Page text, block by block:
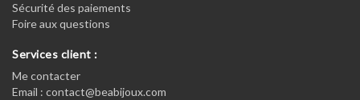
Sécurité des paiements
Foire aux questions
Services client :
Me contacter
Email : contact@beabijoux.com